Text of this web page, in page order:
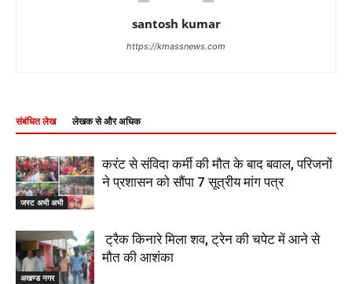
santosh kumar
https://kmassnews.com
संबंधित लेख लेखक से और अधिक
जस्ट अभी अभी
करंट से संविदा कर्मी की मौत के बाद बवाल, परिजनों
ने प्रशासन को सौंपा 7 सूत्रीय मांग पत्र
अखण्ड नगर
ट्रैक किनारे मिला शव, ट्रेन की चपेट में आने से
मौत की आशंका